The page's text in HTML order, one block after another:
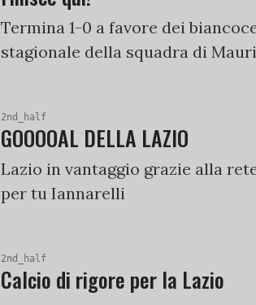
Termina 1-0 a favore dei
stagionale della squadra di
2nd_half
GOOOOAL DELLA LAZIO
Lazio in vantaggio grazie alla
per tu Iannarelli
2nd_half
Calcio di rigore per la Lazio